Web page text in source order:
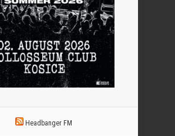
Headbanger FM